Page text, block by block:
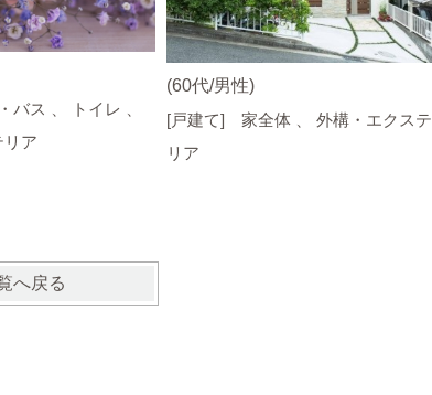
ス 、 トイレ 、
リア
(60代/男性)
[戸建て] 家全体 、 外構・エクステ
リア
へ戻る